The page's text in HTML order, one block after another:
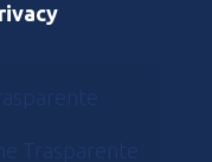
Trasparente